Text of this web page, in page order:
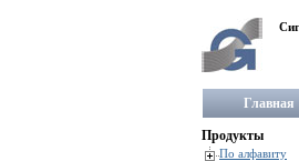
Главная
Продукты
По алфавиту